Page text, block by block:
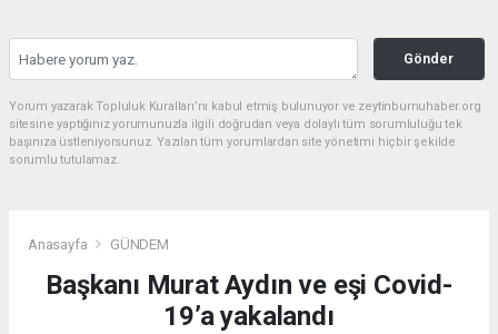
Gönder
Yorum yazarak Topluluk Kuralları’nı kabul etmiş bulunuyor ve zeytinburnuhaber.org
sitesine yaptığınız yorumunuzla ilgili doğrudan veya dolaylı tüm sorumluluğu tek
başınıza üstleniyorsunuz. Yazılan tüm yorumlardan site yönetimi hiçbir şekilde
sorumlu tutulamaz.
Anasayfa GÜNDEM
Başkanı Murat Aydın ve eşi Covid-
19’a yakalandı